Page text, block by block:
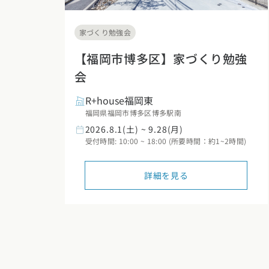
家づくり勉強会
【福岡市博多区】家づくり勉強
会
R+house福岡東
福岡県福岡市博多区博多駅南
2026.8.1(土) ~ 9.28(月)
受付時間: 10:00 ~ 18:00 (所要時間：約1~2時間)
詳細を見る